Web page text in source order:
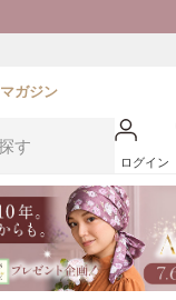
マガジン
ログイン